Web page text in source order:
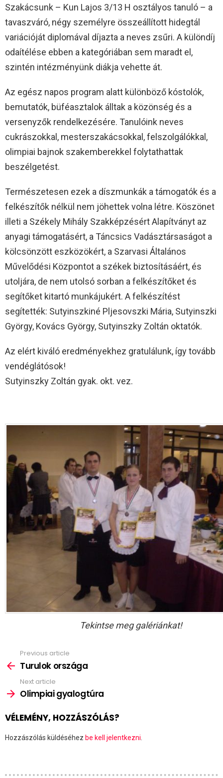
Szakácsunk – Kun Lajos 3/13 H osztályos tanuló – a
tavaszváró, négy személyre összeállított hidegtál
variációját diplomával díjazta a neves zsűri. A különdíj
odaítélése ebben a kategóriában sem maradt el,
szintén intézményünk diákja vehette át.
Az egész napos program alatt különböző kóstolók,
bemutatók, büféasztalok álltak a közönség és a
versenyzők rendelkezésére. Tanulóink neves
cukrászokkal, mesterszakácsokkal, felszolgálókkal,
olimpiai bajnok szakemberekkel folytathattak
beszélgetést.
Természetesen ezek a díszmunkák a támogatók és a
felkészítők nélkül nem jöhettek volna létre. Köszönet
illeti a Székely Mihály Szakképzésért Alapítványt az
anyagi támogatásért, a Táncsics Vadásztársaságot a
kölcsönzött eszközökért, a Szarvasi Általános
Művelődési Központot a székek biztosításáért, és
utoljára, de nem utolsó sorban a felkészítőket és
segítőket kitartó munkájukért. A felkészítést
segítették: Sutyinszkiné Pljesovszki Mária, Sutyinszki
György, Kovács György, Sutyinszky Zoltán oktatók.
Az elért kiváló eredményekhez gratulálunk, így tovább
vendéglátósok!
Sutyinszky Zoltán gyak. okt. vez.
Tekintse meg galériánkat!
more
Previous article
Turulok országa
Next article
Olimpiai gyalogtúra
VÉLEMÉNY, HOZZÁSZÓLÁS?
Hozzászólás küldéséhez be kell jelentkezni.